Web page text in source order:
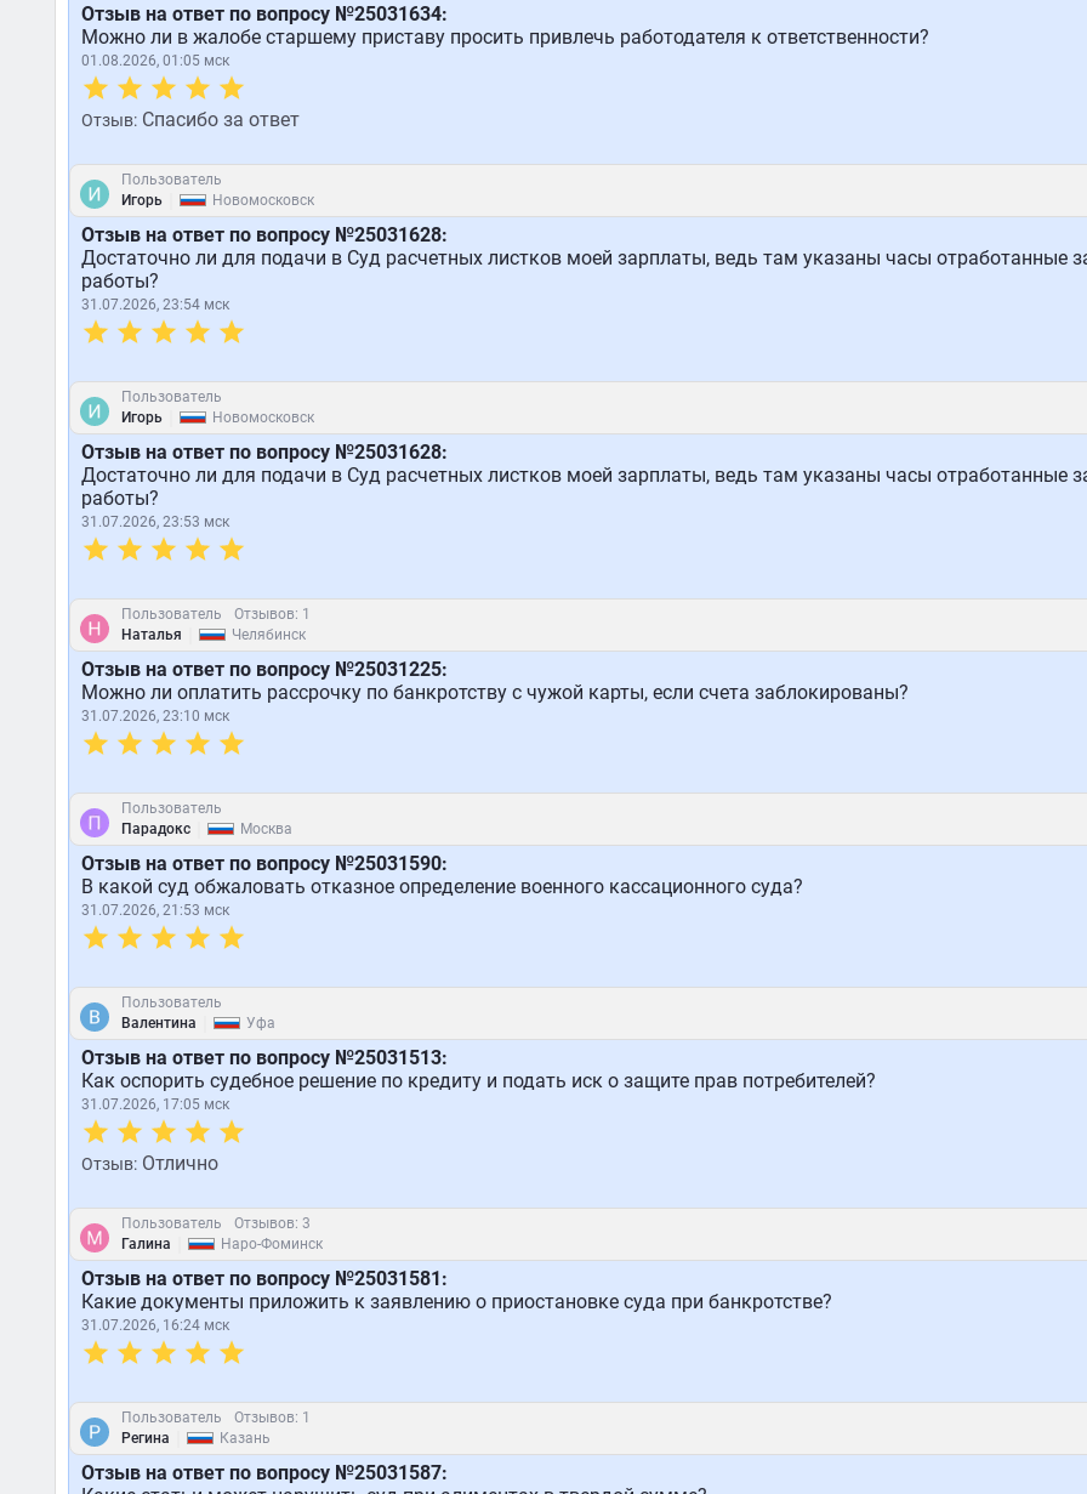
Отзыв на ответ по вопросу №25031634:
Можно ли в жалобе старшему приставу просить привлечь работодателя к ответственности?
01.08.2026, 01:05 мск
Отзыв:Спасибо за ответ
Пользователь
Игорь
Новомосковск
Отзыв на ответ по вопросу №25031628:
Достаточно ли для подачи в Суд расчетных листков моей зарплаты, ведь там указаны часы отработанные
работы?
31.07.2026, 23:54 мск
Пользователь
Игорь
Новомосковск
Отзыв на ответ по вопросу №25031628:
Достаточно ли для подачи в Суд расчетных листков моей зарплаты, ведь там указаны часы отработанные
работы?
31.07.2026, 23:53 мск
Пользователь
Отзывов: 1
Наталья
Челябинск
Отзыв на ответ по вопросу №25031225:
Можно ли оплатить рассрочку по банкротству с чужой карты, если счета заблокированы?
31.07.2026, 23:10 мск
Пользователь
Парадокс
Москва
Отзыв на ответ по вопросу №25031590:
В какой суд обжаловать отказное определение военного кассационного суда?
31.07.2026, 21:53 мск
Пользователь
Валентина
Уфа
Отзыв на ответ по вопросу №25031513:
Как оспорить судебное решение по кредиту и подать иск о защите прав потребителей?
31.07.2026, 17:05 мск
Отзыв:Отлично
Пользователь
Отзывов: 3
Галина
Наро-Фоминск
Отзыв на ответ по вопросу №25031581:
Какие документы приложить к заявлению о приостановке суда при банкротстве?
31.07.2026, 16:24 мск
Пользователь
Отзывов: 1
Регина
Казань
Отзыв на ответ по вопросу №25031587: